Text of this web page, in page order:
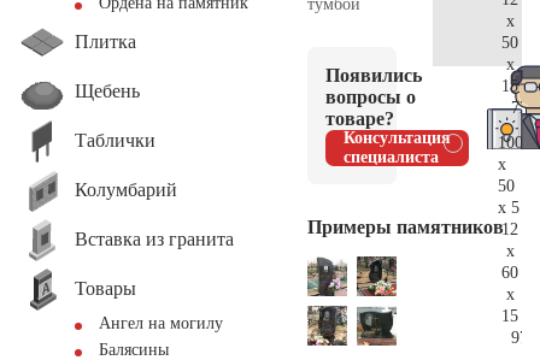
Плитка
Щебень
Таблички
Колумбарий
Вставка из гранита
Товары
Ангел на могилу
Балясины
тумбой
Появились
вопросы о
товаре?
Консультация
специалиста
Примеры памятников
x
50
x
15
100
x
50
x 5
12
x
60
x
15